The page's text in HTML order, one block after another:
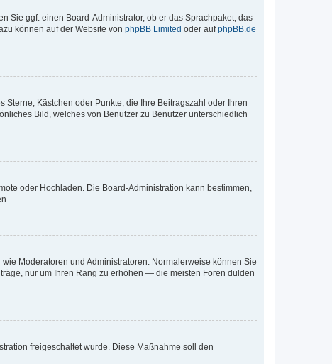
Sie ggf. einen Board-Administrator, ob er das Sprachpaket, das
können auf der Website von phpBB Limited oder aufphpBB.de
Kästchen oder Punkte, die Ihre Beitragszahl oder Ihren
Bild, welches von Benutzer zu Benutzer unterschiedlich
oder Hochladen. Die Board-Administration kann bestimmen,
Moderatoren und Administratoren. Normalerweise können Sie
nur um Ihren Rang zu erhöhen — die meisten Foren dulden
freigeschaltet wurde. Diese Maßnahme soll den